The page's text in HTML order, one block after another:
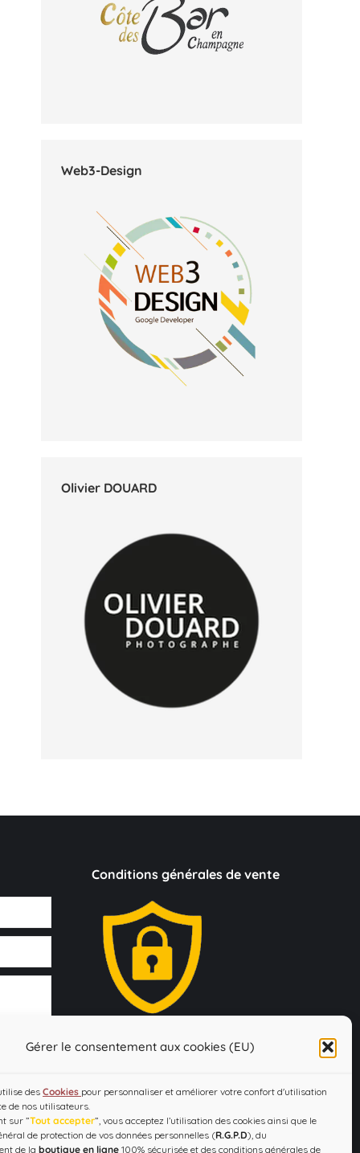
Gérer le consentement aux cookies (EU)
desCookies pour personnaliser et améliorer votre confort d'utilisation
de nos utilisateurs.
sur ”Tout accepter”, vous acceptez l’utilisation des cookies ainsi que le
de protection de vos données personnelles (R.G.P.D), du
de la boutique en ligne 100% sécurisée et des conditions générales de
Web3-Design
Olivier DOUARD
Conditions générales de vente
pour la santé, à consommer avec